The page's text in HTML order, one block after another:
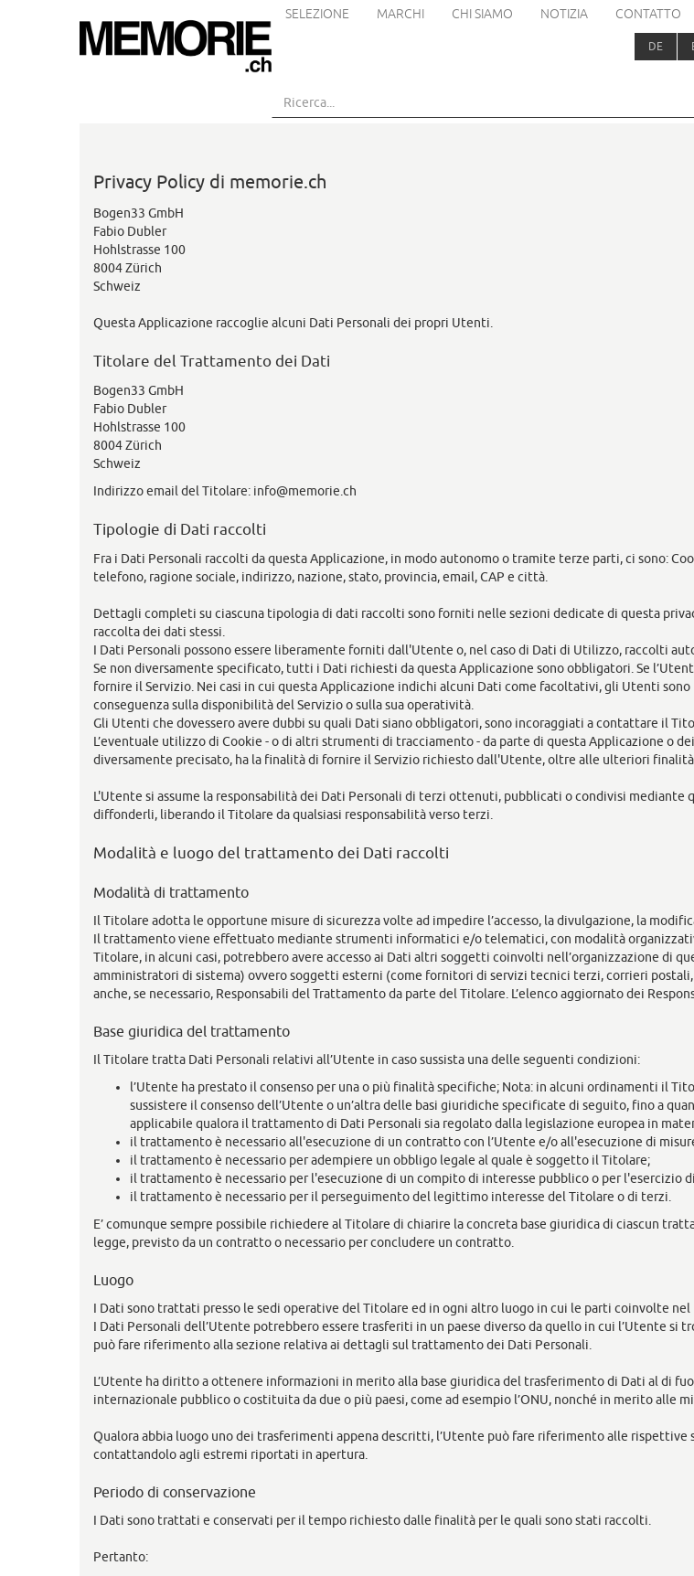
SELEZIONE MARCHI CHI SIAMO NOTIZIA CONTATTO
DE
Privacy Policy di memorie.ch
Bogen33 GmbH
Fabio Dubler
Hohlstrasse 100
8004 Zürich
Schweiz
Questa Applicazione raccoglie alcuni Dati Personali dei propri Utenti.
Titolare del Trattamento dei Dati
Bogen33 GmbH
Fabio Dubler
Hohlstrasse 100
8004 Zürich
Schweiz
Indirizzo email del Titolare: info@memorie.ch
Tipologie di Dati raccolti
Fra i Dati Personali raccolti da questa Applicazione, in modo autonomo o tramite terze parti, ci sono:
telefono, ragione sociale, indirizzo, nazione, stato, provincia, email, CAP e città.
Dettagli completi su ciascuna tipologia di dati raccolti sono forniti nelle sezioni dedicate di questa
raccolta dei dati stessi.
I Dati Personali possono essere liberamente forniti dall'Utente o, nel caso di Dati di Utilizzo, raccolti
Se non diversamente specificato, tutti i Dati richiesti da questa Applicazione sono obbligatori. Se
fornire il Servizio. Nei casi in cui questa Applicazione indichi alcuni Dati come facoltativi, gli Utenti
conseguenza sulla disponibilità del Servizio o sulla sua operatività.
Gli Utenti che dovessero avere dubbi su quali Dati siano obbligatori, sono incoraggiati a contattare il
L’eventuale utilizzo di Cookie - o di altri strumenti di tracciamento - da parte di questa Applicazione o
diversamente precisato, ha la finalità di fornire il Servizio richiesto dall'Utente, oltre alle ulteriori
L'Utente si assume la responsabilità dei Dati Personali di terzi ottenuti, pubblicati o condivisi
diffonderli, liberando il Titolare da qualsiasi responsabilità verso terzi.
Modalità e luogo del trattamento dei Dati raccolti
Modalità di trattamento
Il Titolare adotta le opportune misure di sicurezza volte ad impedire l’accesso, la divulgazione, la
Il trattamento viene effettuato mediante strumenti informatici e/o telematici, con modalità
Titolare, in alcuni casi, potrebbero avere accesso ai Dati altri soggetti coinvolti nell’organizzazione di
amministratori di sistema) ovvero soggetti esterni (come fornitori di servizi tecnici terzi, corrieri
anche, se necessario, Responsabili del Trattamento da parte del Titolare. L’elenco aggiornato dei
Base giuridica del trattamento
Il Titolare tratta Dati Personali relativi all’Utente in caso sussista una delle seguenti condizioni:
l’Utente ha prestato il consenso per una o più finalità specifiche; Nota: in alcuni ordinamenti il
sussistere il consenso dell’Utente o un’altra delle basi giuridiche specificate di seguito, fino a
applicabile qualora il trattamento di Dati Personali sia regolato dalla legislazione europea in
il trattamento è necessario all'esecuzione di un contratto con l’Utente e/o all'esecuzione di
il trattamento è necessario per adempiere un obbligo legale al quale è soggetto il Titolare;
il trattamento è necessario per l'esecuzione di un compito di interesse pubblico o per
il trattamento è necessario per il perseguimento del legittimo interesse del Titolare o di terzi.
E’ comunque sempre possibile richiedere al Titolare di chiarire la concreta base giuridica di ciascun
legge, previsto da un contratto o necessario per concludere un contratto.
Luogo
I Dati sono trattati presso le sedi operative del Titolare ed in ogni altro luogo in cui le parti coinvolte
I Dati Personali dell’Utente potrebbero essere trasferiti in un paese diverso da quello in cui l’Utente
può fare riferimento alla sezione relativa ai dettagli sul trattamento dei Dati Personali.
L’Utente ha diritto a ottenere informazioni in merito alla base giuridica del trasferimento di Dati al di
internazionale pubblico o costituita da due o più paesi, come ad esempio l’ONU, nonché in merito alle
Qualora abbia luogo uno dei trasferimenti appena descritti, l’Utente può fare riferimento alle
contattandolo agli estremi riportati in apertura.
Periodo di conservazione
I Dati sono trattati e conservati per il tempo richiesto dalle finalità per le quali sono stati raccolti.
Pertanto: